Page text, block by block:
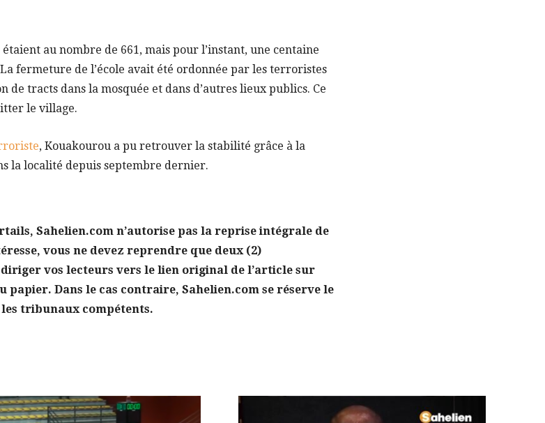
au nombre de 661, mais pour l’instant, une centaine
fermeture de l’école avait été ordonnée par les terroristes
tracts dans la mosquée et dans d’autres lieux publics. Ce
le village.
, Kouakourou a pu retrouver la stabilité grâce à la
la localité depuis septembre dernier.
Sahelien.com n’autorise pas la reprise intégrale de
vous ne devez reprendre que deux (2)
vos lecteurs vers le lien original de l’article sur
papier. Dans le cas contraire, Sahelien.com se réserve le
tribunaux compétents.